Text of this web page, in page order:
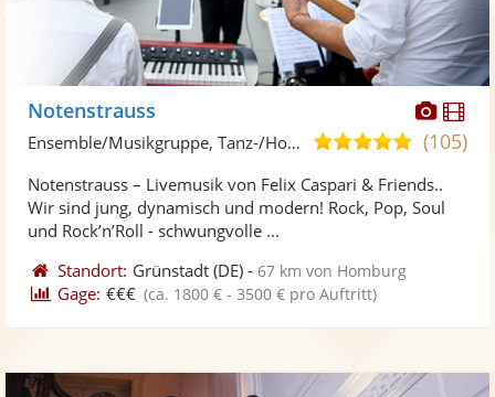
Fotos
Notenstrauss
5,0
5
(105)
Ensemble/Musikgruppe, Tanz-/Hochzeitsband
Notenstrauss – Livemusik von Felix Caspari & Friends..
Wir sind jung, dynamisch und modern! Rock, Pop, Soul
und Rock’n’Roll - schwungvolle ...
Standort: Grünstadt (DE) -67 km von Homburg
Gage: €€€ (ca. 1800 € - 3500 € pro Auftritt)